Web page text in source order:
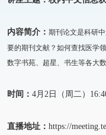
内容简介： 期刊论文是科研
要的期刊文献？如何查找医学
数字书苑、超星、书生等各大
时间： 4月2日（周二）
直播地址： https://